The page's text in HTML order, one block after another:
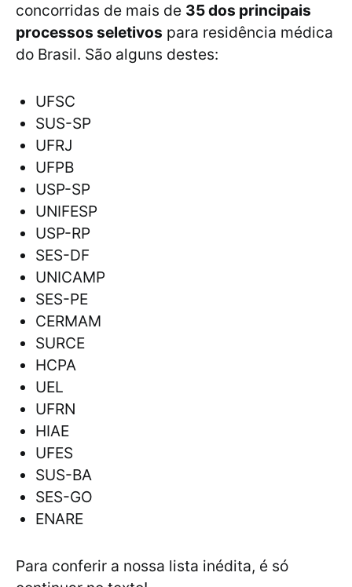
concorridas de mais de 35 dos principais
processos seletivos para residência médica
do Brasil. São alguns destes:
UFSC
SUS-SP
UFRJ
UFPB
USP-SP
UNIFESP
USP-RP
SES-DF
UNICAMP
SES-PE
CERMAM
SURCE
HCPA
UEL
UFRN
HIAE
UFES
SUS-BA
SES-GO
ENARE
Para conferir a nossa lista inédita, é só